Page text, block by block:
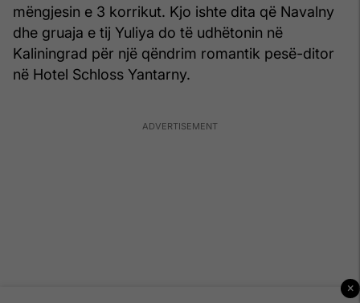
mëngjesin e 3 korrikut. Kjo ishte dita që Navalny
dhe gruaja e tij Yuliya do të udhëtonin në
Kaliningrad për një qëndrim romantik pesë-ditor
në Hotel Schloss Yantarny.
×